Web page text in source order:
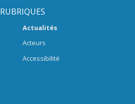
RUBRIQUES
Actualités
Acteurs
Accessibilité